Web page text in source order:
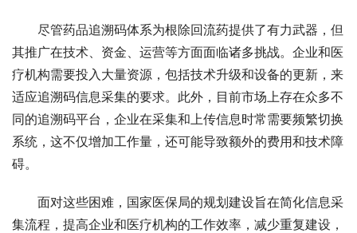
尽管药品追溯码体系为根除回流药提供了有力武器，但
其推广在技术、资金、运营等方面面临诸多挑战。企业和医
疗机构需要投入大量资源，包括技术升级和设备的更新，来
适应追溯码信息采集的要求。此外，目前市场上存在众多不
同的追溯码平台，企业在采集和上传信息时常需要频繁切换
系统，这不仅增加工作量，还可能导致额外的费用和技术障
碍。
面对这些困难，国家医保局的规划建设旨在简化信息采
集流程，提高企业和医疗机构的工作效率，减少重复建设，